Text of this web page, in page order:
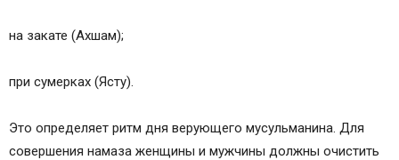
на закате (Ахшам);
при сумерках (Ясту).
Это определяет ритм дня верующего мусульманина. Для
совершения намаза женщины и мужчины должны очистить